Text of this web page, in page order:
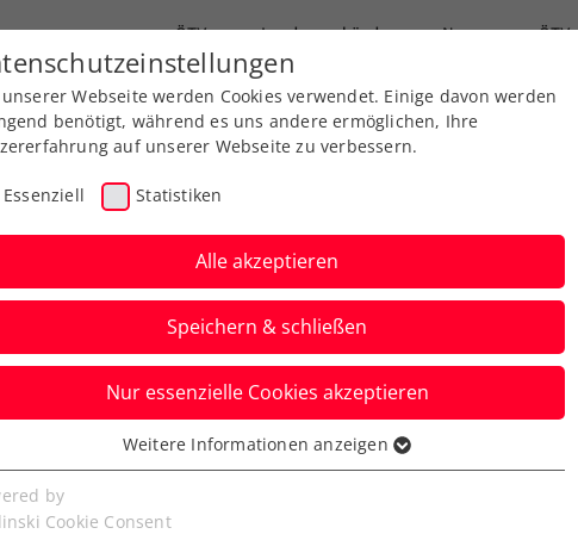
ÖTV Landesverbände News ÖTV
Ausbildungen Services Über uns
noch einfacher: Das
App
Webseite werden Cookies verwendet. Einige davon werden
benötigt, während es uns andere ermöglichen, Ihre
auf unserer Webseite zu verbessern.
Essenziell Statistiken
Alle akzeptieren
Speichern & schließen
Nur essenzielle Cookies akzeptieren
Cookies werden für grundlegende Funktionen der
benötigt. Dadurch ist gewährleistet, dass die Webseite
Weitere Informationen anzeigen
by
Cookie Consent